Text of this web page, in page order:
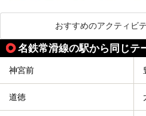
おすすめのアクティビ
名鉄常滑線の駅から同じテ
神宮前
道徳